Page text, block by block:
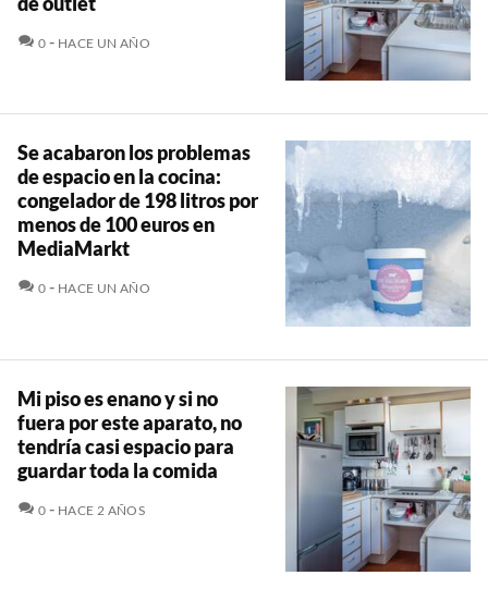
0 COMENTARIOS
HACE UN AÑO
Se acabaron los problemas
de espacio en la cocina:
congelador de 198 litros por
menos de 100 euros en
MediaMarkt
0 COMENTARIOS
HACE UN AÑO
Mi piso es enano y si no
fuera por este aparato, no
tendría casi espacio para
guardar toda la comida
0 COMENTARIOS
HACE 2 AÑOS